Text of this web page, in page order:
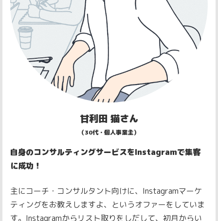
甘利田 猫さん
（30代・個人事業主）
自身のコンサルティングサービスをInstagramで集客
に成功！
主にコーチ・コンサルタント向けに、Instagramマーケ
ティングをお教えしますよ、というオファーをしていま
す。 Instagramからリスト取りをしだして、初月からい